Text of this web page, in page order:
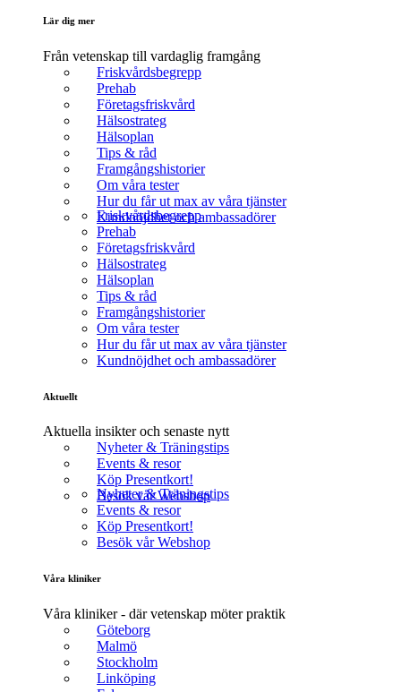
Lär dig mer
Från vetenskap till vardaglig framgång
Friskvårdsbegrepp
Prehab
Företagsfriskvård
Hälsostrateg
Hälsoplan
Tips & råd
Framgångshistorier
Om våra tester
Hur du får ut max av våra tjänster
Kundnöjdhet och ambassadörer
Friskvårdsbegrepp
Prehab
Företagsfriskvård
Hälsostrateg
Hälsoplan
Tips & råd
Framgångshistorier
Om våra tester
Hur du får ut max av våra tjänster
Kundnöjdhet och ambassadörer
Aktuellt
Aktuella insikter och senaste nytt
Nyheter & Träningstips
Events & resor
Köp Presentkort!
Besök vår Webshop
Nyheter & Träningstips
Events & resor
Köp Presentkort!
Besök vår Webshop
Våra kliniker
Våra kliniker - där vetenskap möter praktik
Göteborg
Malmö
Stockholm
Linköping